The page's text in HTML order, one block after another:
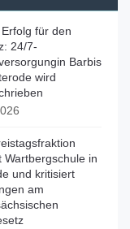
für den
24/7-
Barbis
wird
Wartbergschule in
und kritisiert
am